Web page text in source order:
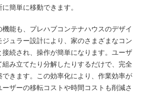
簡単に移動できます。
能も、プレハブコンテナハウスのデザイ
ュラー設計により、家のさまざまなコン
続され、操作が簡単になります。ユーザ
み立てたり分解したりするだけで、完全
きます。この効率化により、作業効率が
ザーの移転コストや時間コストも削減さ